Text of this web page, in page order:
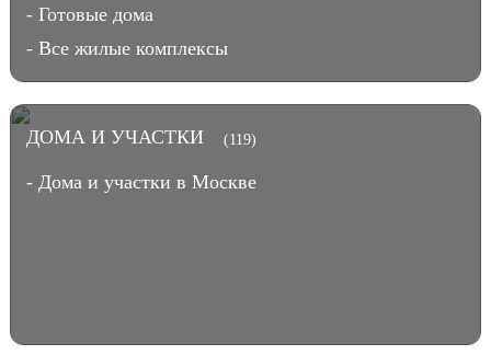
- Готовые дома
- Все жилые комплексы
(119)
ДОМА И УЧАСТКИ
- Дома и участки в Москве